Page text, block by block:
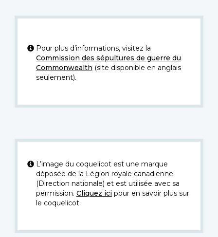
Pour plus d’informations, visitez la
Commission des sépultures de guerre du
Commonwealth (site disponible en anglais
seulement).
L’image du coquelicot est une marque
déposée de la Légion royale canadienne
(Direction nationale) et est utilisée avec sa
permission. Cliquez icipour en savoir plus sur
le coquelicot.